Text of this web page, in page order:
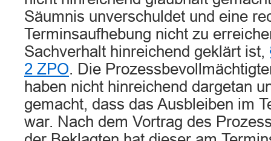
Säumnis unverschuldet und eine
Terminsaufhebung nicht zu
Sachverhalt hinreichend geklärt ist,
2 ZPO. Die
haben nicht hinreichend dargetan
gemacht, dass das Ausbleiben im
war. Nach dem Vortrag des